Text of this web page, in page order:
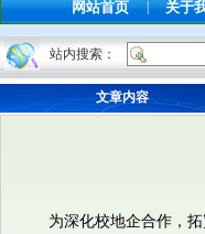
网站首页 | 关于
站内搜索：
文章内容
为深化校地企合作，